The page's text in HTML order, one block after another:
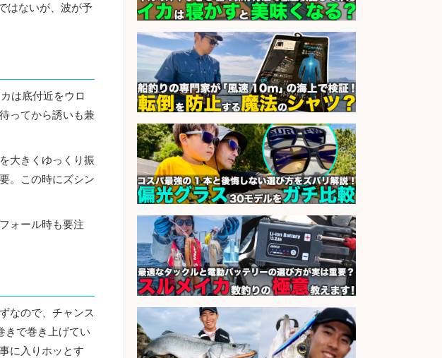
はないが、波が予
は底付近をウロ
ってから誘いも兼
大きくゆっくり振
。この時にズシン
ォール時も要注
なので、チャンス
きで巻き上げてい
に入りホッとす
会社名 株式会社G&G
sponsored by 求人ボックス
精肉・青果・鮮魚販売/「志布志
市」お魚のカットや商品の陳列業
務/「時給1,150円〜」/時間選べる×
未経験歓迎×残業少なめ/鹿児島県/
志布志市
会社名 株式会社ホットスタッフ鹿児島
sponsored by 求人ボックス
精肉・青果・鮮魚販売/「志布志
市」「時給1,150円〜」志布志市で
お魚のカットや商品の陳列業務/時
間選べる×未経験歓迎×残業少なめ/
鹿児島県/志布志市
会社名 株式会社ホットスタッフ鹿児島
sponsored by 求人ボックス